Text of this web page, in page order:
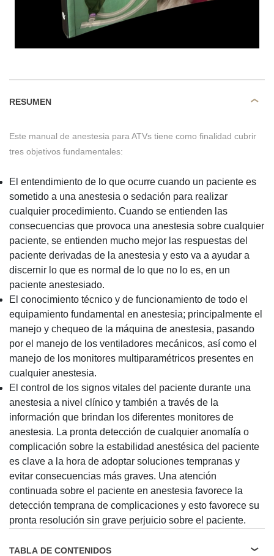
RESUMEN
Este manual de anestesia para ATVs tiene como finalidad cubrir
tres objetivos fundamentales:
El entendimiento de lo que ocurre cuando un paciente es
sometido a una anestesia o sedación para realizar
cualquier procedimiento. Cuando se entienden las
consecuencias que provoca una anestesia sobre cualquier
paciente, se entienden mucho mejor las respuestas del
paciente derivadas de la anestesia y esto va a ayudar a
discernir lo que es normal de lo que no lo es, en un
paciente anestesiado.
El conocimiento técnico y de funcionamiento de todo el
equipamiento fundamental en anestesia; principalmente el
manejo y chequeo de la máquina de anestesia, pasando
por el manejo de los ventiladores mecánicos, así como el
manejo de los monitores multiparamétricos presentes en
cualquier anestesia.
El control de los signos vitales del paciente durante una
anestesia a nivel clínico y también a través de la
información que brindan los diferentes monitores de
anestesia. La pronta detección de cualquier anomalía o
complicación sobre la estabilidad anestésica del paciente
es clave a la hora de adoptar soluciones tempranas y
evitar consecuencias más graves. Una atención
continuada sobre el paciente en anestesia favorece la
detección temprana de complicaciones y esto favorece su
pronta resolución sin grave perjuicio sobre el paciente.
TABLA DE CONTENIDOS